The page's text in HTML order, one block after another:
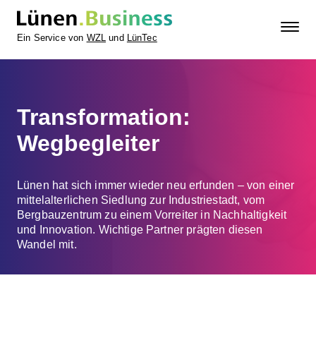
Ein Service von WZL und LünTec
Transformation:
Wegbegleiter
Lünen hat sich immer wieder neu erfunden – von einer
mittelalterlichen Siedlung zur Industriestadt, vom
Bergbauzentrum zu einem Vorreiter in Nachhaltigkeit
und Innovation. Wichtige Partner prägten diesen
Wandel mit.